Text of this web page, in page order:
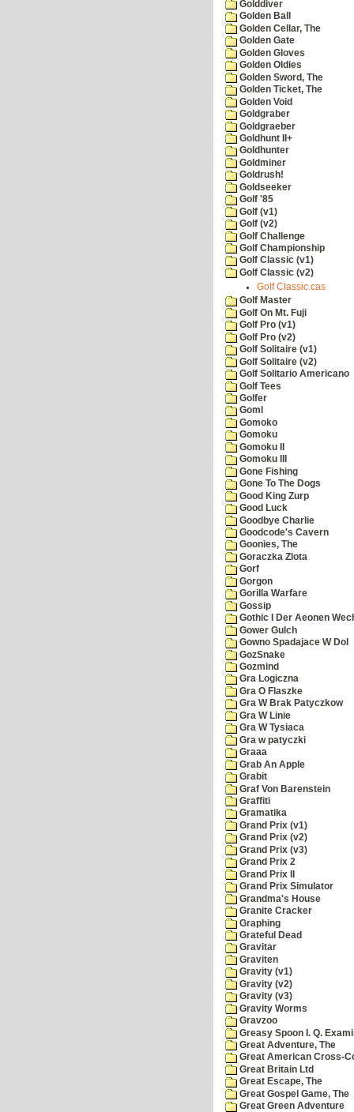
Golddiver
Golden Ball
Golden Cellar, The
Golden Gate
Golden Gloves
Golden Oldies
Golden Sword, The
Golden Ticket, The
Golden Void
Goldgraber
Goldgraeber
Goldhunt II+
Goldhunter
Goldminer
Goldrush!
Goldseeker
Golf '85
Golf (v1)
Golf (v2)
Golf Challenge
Golf Championship
Golf Classic (v1)
Golf Classic (v2)
Golf Classic.cas
Golf Master
Golf On Mt. Fuji
Golf Pro (v1)
Golf Pro (v2)
Golf Solitaire (v1)
Golf Solitaire (v2)
Golf Solitario Americano
Golf Tees
Golfer
Goml
Gomoko
Gomoku
Gomoku II
Gomoku III
Gone Fishing
Gone To The Dogs
Good King Zurp
Good Luck
Goodbye Charlie
Goodcode's Cavern
Goonies, The
Goraczka Zlota
Gorf
Gorgon
Gorilla Warfare
Gossip
Gothic I Der Aeonen
Gower Gulch
Gowno Spadajace W Dol
GozSnake
Gozmind
Gra Logiczna
Gra O Flaszke
Gra W Brak Patyczkow
Gra W Linie
Gra W Tysiaca
Gra w patyczki
Graaa
Grab An Apple
Grabit
Graf Von Barenstein
Graffiti
Gramatika
Grand Prix (v1)
Grand Prix (v2)
Grand Prix (v3)
Grand Prix 2
Grand Prix II
Grand Prix Simulator
Grandma's House
Granite Cracker
Graphing
Grateful Dead
Gravitar
Graviten
Gravity (v1)
Gravity (v2)
Gravity (v3)
Gravity Worms
Gravzoo
Greasy Spoon I. Q.
Great Adventure, The
Great American Cross-
Great Britain Ltd
Great Escape, The
Great Gospel Game, The
Great Green Adventure